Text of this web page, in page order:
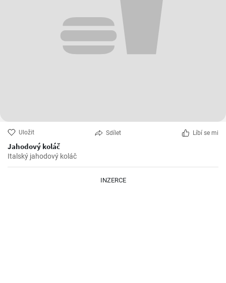
Uložit Sdílet Líbí se mi
Jahodový koláč
Italský jahodový koláč
INZERCE